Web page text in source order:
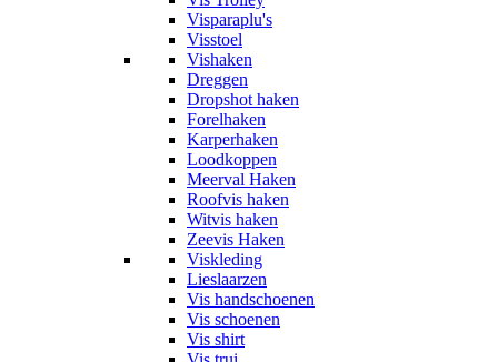
Visparaplu's
Visstoel
Vishaken
Dreggen
Dropshot haken
Forelhaken
Karperhaken
Loodkoppen
Meerval Haken
Roofvis haken
Witvis haken
Zeevis Haken
Viskleding
Lieslaarzen
Vis handschoenen
Vis schoenen
Vis shirt